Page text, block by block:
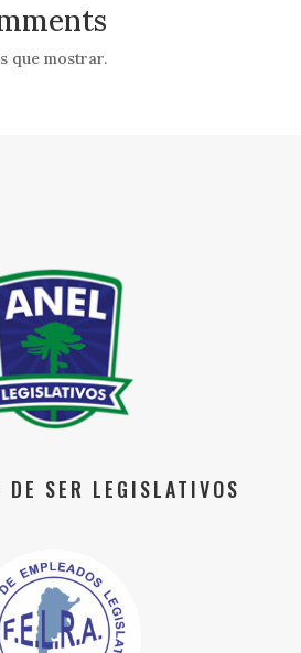
que mostrar.
DE SER LEGISLATIVOS